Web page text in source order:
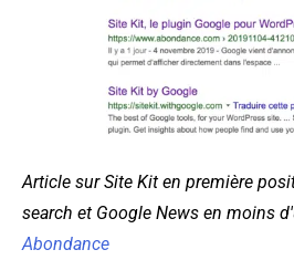
Article sur Site Kit en première
search et Google News en moins
Abondance